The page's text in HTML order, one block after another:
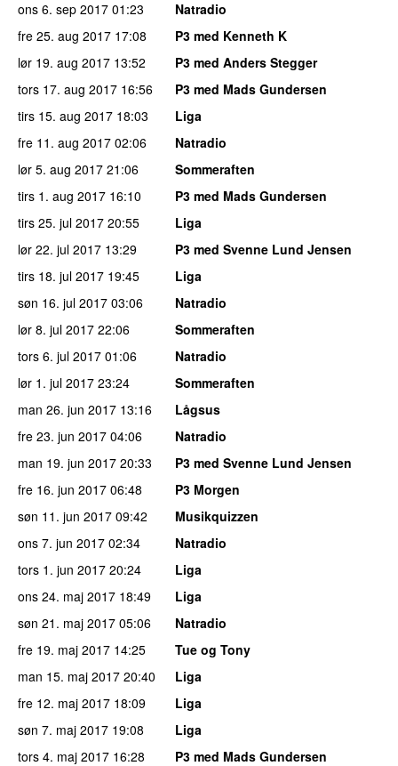
ons 6. sep 2017 01:23
Natradio
fre 25. aug 2017 17:08
P3 med Kenneth K
lør 19. aug 2017 13:52
P3 med Anders Stegger
tors 17. aug 2017 16:56
P3 med Mads Gundersen
tirs 15. aug 2017 18:03
Liga
fre 11. aug 2017 02:06
Natradio
lør 5. aug 2017 21:06
Sommeraften
tirs 1. aug 2017 16:10
P3 med Mads Gundersen
tirs 25. jul 2017 20:55
Liga
lør 22. jul 2017 13:29
P3 med Svenne Lund Jensen
tirs 18. jul 2017 19:45
Liga
søn 16. jul 2017 03:06
Natradio
lør 8. jul 2017 22:06
Sommeraften
tors 6. jul 2017 01:06
Natradio
lør 1. jul 2017 23:24
Sommeraften
man 26. jun 2017 13:16
Lågsus
fre 23. jun 2017 04:06
Natradio
man 19. jun 2017 20:33
P3 med Svenne Lund Jensen
fre 16. jun 2017 06:48
P3 Morgen
søn 11. jun 2017 09:42
Musikquizzen
ons 7. jun 2017 02:34
Natradio
tors 1. jun 2017 20:24
Liga
ons 24. maj 2017 18:49
Liga
søn 21. maj 2017 05:06
Natradio
fre 19. maj 2017 14:25
Tue og Tony
man 15. maj 2017 20:40
Liga
fre 12. maj 2017 18:09
Liga
søn 7. maj 2017 19:08
Liga
tors 4. maj 2017 16:28
P3 med Mads Gundersen